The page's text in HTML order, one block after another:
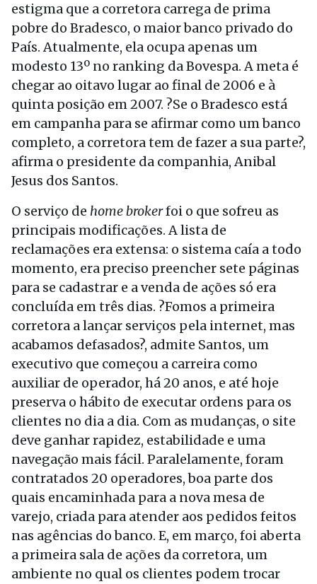
estigma que a corretora carrega de prima
pobre do Bradesco, o maior banco privado do
País. Atualmente, ela ocupa apenas um
modesto 13º no ranking da Bovespa. A meta é
chegar ao oitavo lugar ao final de 2006 e à
quinta posição em 2007. ?Se o Bradesco está
em campanha para se afirmar como um banco
completo, a corretora tem de fazer a sua parte?,
afirma o presidente da companhia, Anibal
Jesus dos Santos.
O serviço de home brokerfoi o que sofreu as
principais modificações. A lista de
reclamações era extensa: o sistema caía a todo
momento, era preciso preencher sete páginas
para se cadastrar e a venda de ações só era
concluída em três dias. ?Fomos a primeira
corretora a lançar serviços pela internet, mas
acabamos defasados?, admite Santos, um
executivo que começou a carreira como
auxiliar de operador, há 20 anos, e até hoje
preserva o hábito de executar ordens para os
clientes no dia a dia. Com as mudanças, o site
deve ganhar rapidez, estabilidade e uma
navegação mais fácil. Paralelamente, foram
contratados 20 operadores, boa parte dos
quais encaminhada para a nova mesa de
varejo, criada para atender aos pedidos feitos
nas agências do banco. E, em março, foi aberta
a primeira sala de ações da corretora, um
ambiente no qual os clientes podem trocar